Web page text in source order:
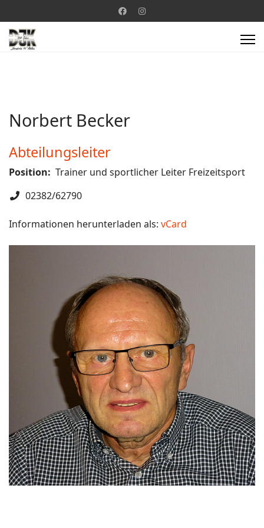
Norbert Becker
Abteilungsleiter
Position: Trainer und sportlicher Leiter Freizeitsport
Telefon
02382/62790
Informationen herunterladen als: vCard